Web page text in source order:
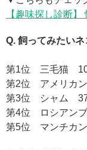
【趣味探し診断
Q. 飼ってみたいネ
第1位 三毛猫
第2位 アメリカ
第3位 シャム 37
第4位 ロシアン
第5位 マンチカ